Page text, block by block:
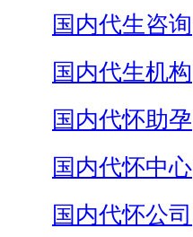
国内代生咨询
国内代生机构
国内代怀助孕
国内代怀中心
国内代怀公司